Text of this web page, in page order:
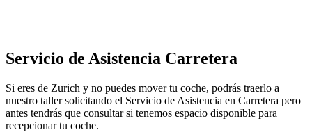
Servicio de Asistencia Carretera
Si eres de Zurich y no puedes mover tu coche, podrás traerlo a
nuestro taller solicitando el Servicio de Asistencia en Carretera pero
antes tendrás que consultar si tenemos espacio disponible para
recepcionar tu coche.